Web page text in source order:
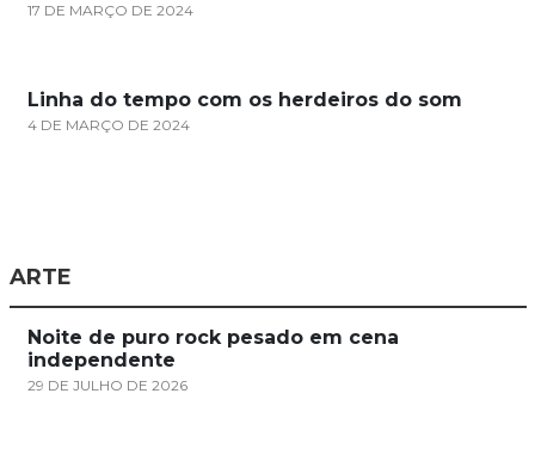
17 DE MARÇO DE 2024
Linha do tempo com os herdeiros do som
4 DE MARÇO DE 2024
ARTE
Noite de puro rock pesado em cena
independente
29 DE JULHO DE 2026